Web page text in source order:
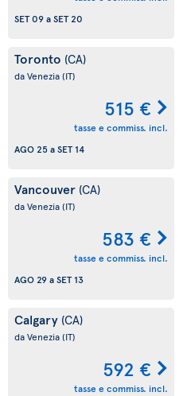
SET 09aSET 20
Toronto (CA)
da Venezia(IT)
515 €
tasse e commiss. incl.
AGO 25aSET 14
Vancouver (CA)
da Venezia(IT)
583 €
tasse e commiss. incl.
AGO 29aSET 13
Calgary (CA)
da Venezia(IT)
592 €
tasse e commiss. incl.